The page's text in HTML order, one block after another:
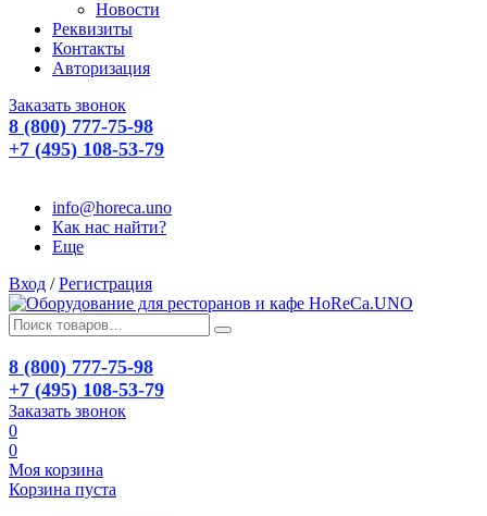
Новости
Реквизиты
Контакты
Авторизация
Заказать звонок
8 (800) 777-75-98
+7 (495) 108-53-79
info@horeca.uno
Как нас найти?
Еще
Вход / Регистрация
8 (800) 777-75-98
+7 (495) 108-53-79
Заказать звонок
0
0
Моя корзина
Корзина пуста